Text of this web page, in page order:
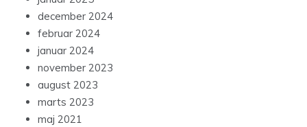
december 2024
februar 2024
januar 2024
november 2023
august 2023
marts 2023
maj 2021